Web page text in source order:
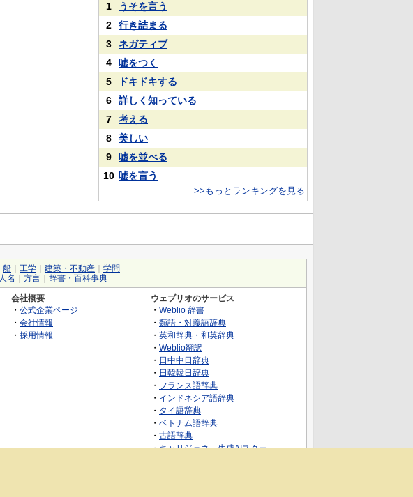
1
うそを言う
2
行き詰まる
3
ネガティブ
4
嘘をつく
5
ドキドキする
6
詳しく知っている
7
考える
8
美しい
9
嘘を並べる
10 嘘を言う
>>もっとランキングを見る
船 工学 建築・不動産
学問
人名 方言 辞書・百科事典
会社概要
・ 公式企業ページ
・ 会社情報
・ 採用情報
ウェブリオのサービス
・ Weblio 辞書
・ 類語・対義語辞典
・ 英和辞典・和英辞典
・ Weblio翻訳
・ 日中中日辞典
・ 日韓韓日辞典
・ フランス語辞典
・ インドネシア語辞典
・ タイ語辞典
・ ベトナム語辞典
・ 古語辞典
・キャリジェネ～生成AIスクー